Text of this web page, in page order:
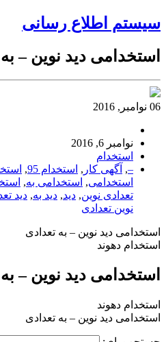
سیستم اطلاع رسانی
استخدامی دید نوین –
06 نوامبر, 2016
نوامبر 6, 2016
استخدام
–
, آگهی کار , استخدام 95 ,
استخدامی, استخدامی به,
تعدادی نوین, دید, دید به, دید
نوین تعدادی
استخدامی دید نوین – به تعدادی
استخدام دهوند
استخدامی دید نوین –
استخدام دهوند
استخدامی دید نوین – به تعدادی